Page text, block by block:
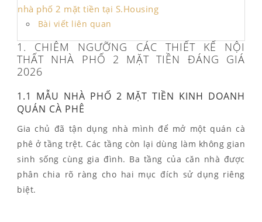
nhà phố 2 mặt tiền tại S.Housing
Bài viết liên quan
1. CHIÊM NGƯỠNG CÁC THIẾT KẾ NỘI
THẤT NHÀ PHỐ 2 MẶT TIỀN ĐÁNG GIÁ
2026
1.1 MẪU NHÀ PHỐ 2 MẶT TIỀN KINH DOANH
QUÁN CÀ PHÊ
Gia chủ đã tận dụng nhà mình để mở một quán cà
phê ở tầng trệt. Các tầng còn lại dùng làm không gian
sinh sống cùng gia đình. Ba tầng của căn nhà được
phân chia rõ ràng cho hai mục đích sử dụng riêng
biệt.